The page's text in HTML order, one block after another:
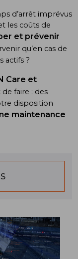
d’arrêt imprévus
les coûts de
et prévenir
qu’en cas de
actifs ?
Care et
faire : des
disposition
maintenance